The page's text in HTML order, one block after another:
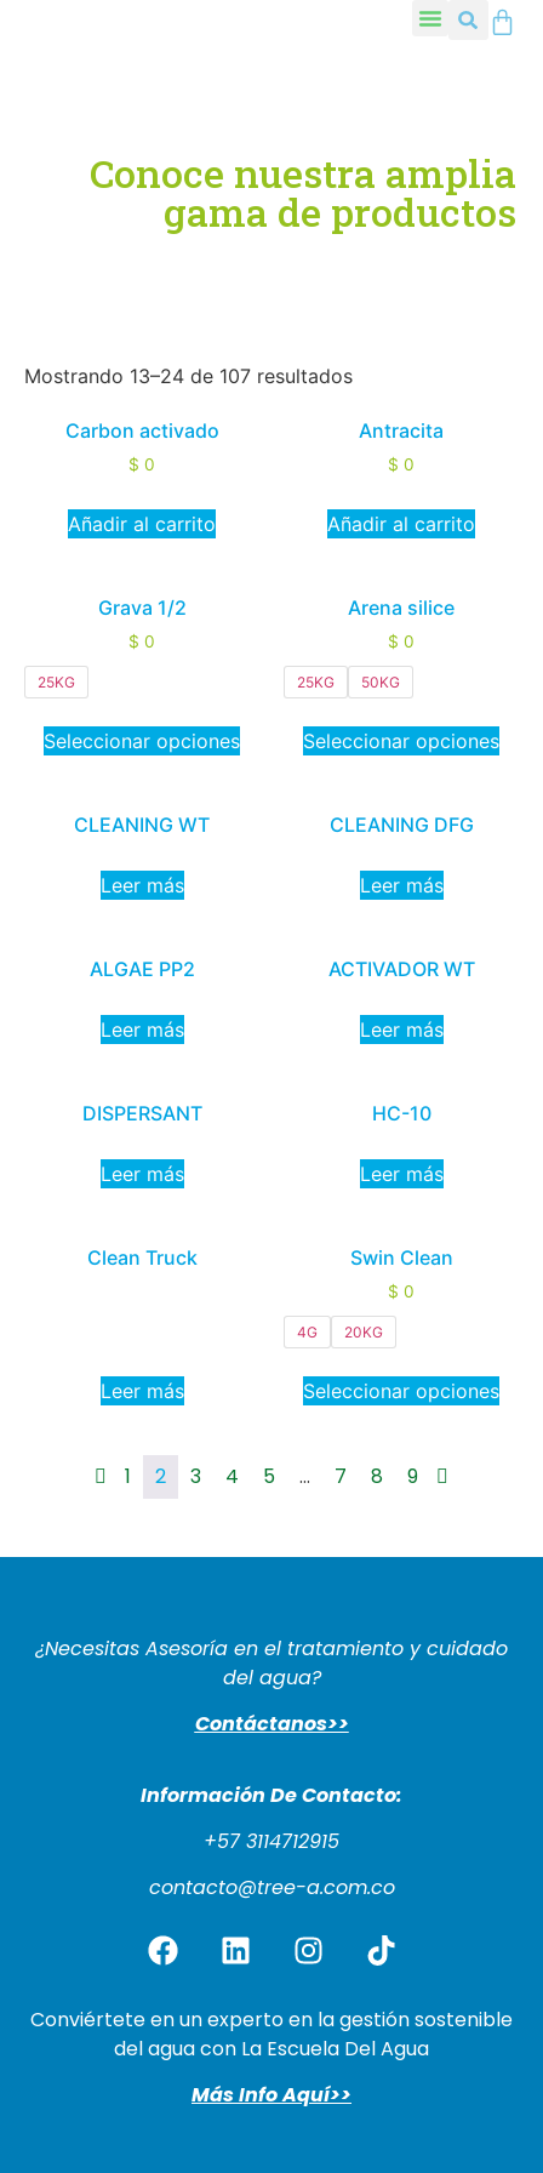
Conoce nuestra amplia
gama de productos
Mostrando 13–24 de 107 resultados
Carbon activado
$ 0
Añadir al carrito
Antracita
$ 0
Añadir al carrito
Grava 1/2
$ 0
25KG
Seleccionar opciones
Arena silice
$ 0
25KG 50KG
Seleccionar opciones
CLEANING WT
Leer más
CLEANING DFG
Leer más
ALGAE PP2
Leer más
ACTIVADOR WT
Leer más
DISPERSANT
Leer más
HC-10
Leer más
Clean Truck
Leer más
Swin Clean
$ 0
4G 20KG
Seleccionar opciones
1 2 3 4 5 … 7 8 9
¿Necesitas Asesoría en el tratamiento y cuidado
del agua?
Contáctanos>>
Información De Contacto:
+57 3114712915
contacto@tree-a.com.co
Conviértete en un experto en la gestión sostenible
del agua con La Escuela Del Agua
Más Info Aquí>>